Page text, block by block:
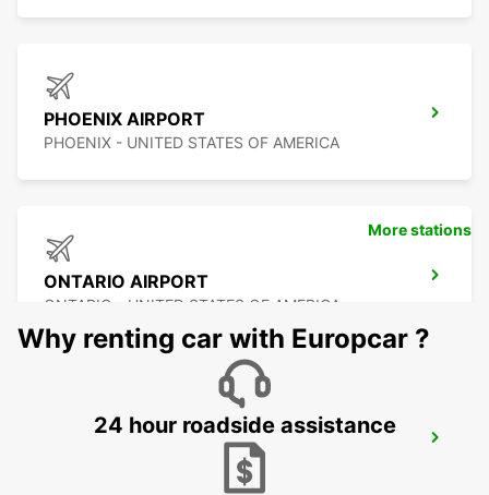
PHOENIX AIRPORT
PHOENIX - UNITED STATES OF AMERICA
ONTARIO AIRPORT
ONTARIO - UNITED STATES OF AMERICA
BURBANK - UNITED STATES OF AMERICA
More stations
Why renting car with Europcar ?
24 hour roadside assistance